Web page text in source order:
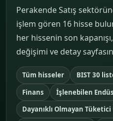
Perakende Satış
işlem gören 16 hisse
her hissenin son
değişimi ve detay
Tüm hisseler BIST 30
Finans
İşlenebilen
Dayanıklı Olmayan